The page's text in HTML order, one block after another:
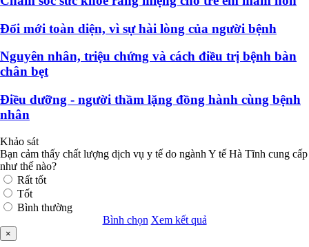
Đổi mới toàn diện, vì sự hài lòng của người bệnh
Nguyên nhân, triệu chứng và cách điều trị bệnh bàn
chân bẹt
Điều dưỡng - người thầm lặng đồng hành cùng bệnh
nhân
Khảo sát
Bạn cảm thấy chất lượng dịch vụ y tế do ngành Y tế Hà Tĩnh cung cấp
như thế nào?
Rất tốt
Tốt
Bình thường
Bình chọn Xem kết quả
×